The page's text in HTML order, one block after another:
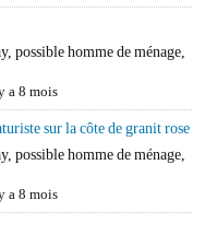
possible homme de ménage,
a 8 mois
sur la côte de granit rose
possible homme de ménage,
a 8 mois